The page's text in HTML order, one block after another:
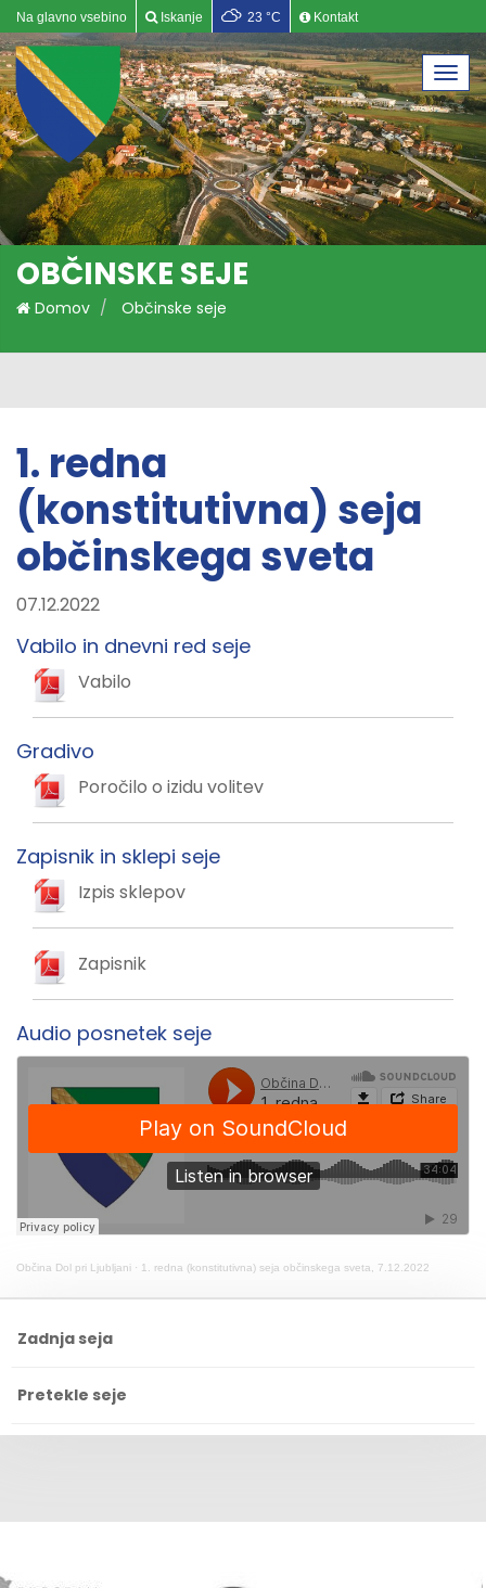
Na glavno vsebino Iskanje 23 °C Kontakt
OBČINSKE SEJE
Domov Občinske seje
1. redna
(konstitutivna) seja
občinskega sveta
07.12.2022
Vabilo in dnevni red seje
Vabilo
Gradivo
Poročilo o izidu volitev
Zapisnik in sklepi seje
Izpis sklepov
Zapisnik
Audio posnetek seje
Občina Dol pri Ljubljani · 1. redna (konstitutivna) seja občinskega sveta, 7.12.2022
Zadnja seja
Pretekle seje